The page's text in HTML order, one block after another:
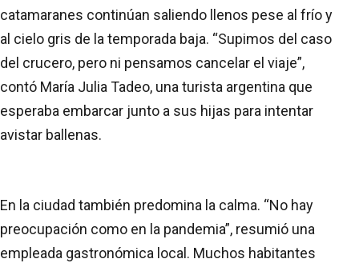
catamaranes continúan saliendo llenos pese al frío y
al cielo gris de la temporada baja. “Supimos del caso
del crucero, pero ni pensamos cancelar el viaje”,
contó María Julia Tadeo, una turista argentina que
esperaba embarcar junto a sus hijas para intentar
avistar ballenas.
En la ciudad también predomina la calma. “No hay
preocupación como en la pandemia”, resumió una
empleada gastronómica local. Muchos habitantes